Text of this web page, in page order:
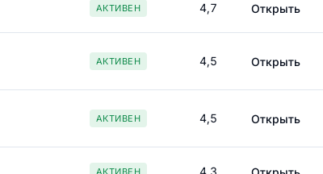
АКТИВЕН 4,7 Открыть
АКТИВЕН 4,5 Открыть
АКТИВЕН 4,5 Открыть
АКТИВЕН 4,3